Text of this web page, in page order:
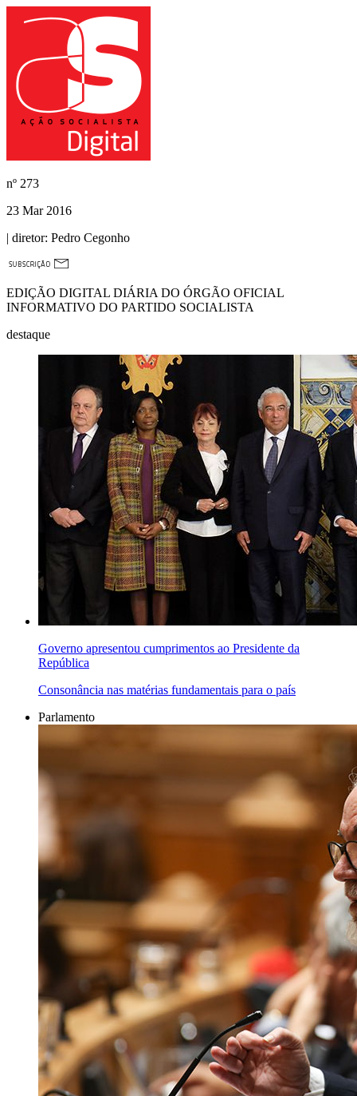
nº 273
23 Mar 2016
| diretor: Pedro Cegonho
EDIÇÃO DIGITAL DIÁRIA DO ÓRGÃO OFICIAL
INFORMATIVO DO PARTIDO SOCIALISTA
destaque
Governo apresentou cumprimentos ao Presidente da
República
Consonância nas matérias fundamentais para o país
Parlamento